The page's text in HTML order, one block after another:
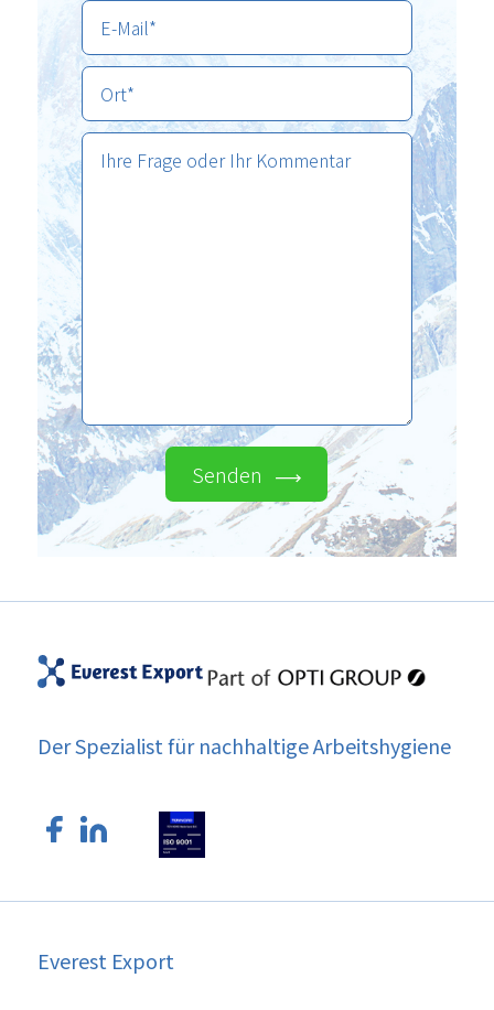
Senden
Der Spezialist für nachhaltige Arbeitshygiene
Everest Export